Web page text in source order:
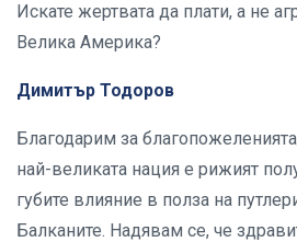
Искате жертвата да плати, а не
Велика Америка?
Димитър Тодоров
Благодарим за
най-великата нация е рижият
губите влияние в полза на
Балканите. Надявам се, че